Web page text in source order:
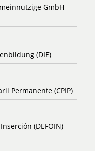
GmbH
(DIE)
Permanente (CPIP)
(DEFOIN)